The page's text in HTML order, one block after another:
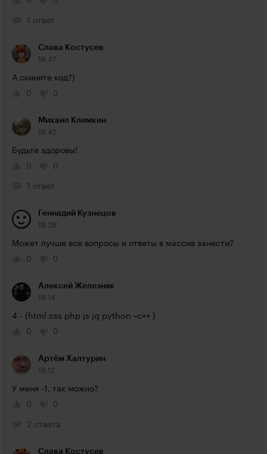
1 ответ
Слава Костусев
18:47
А скините код?)
0
0
Михаил Климкин
18:42
Будьте здоровы!
0
0
1 ответ
Геннадий Кузнецов
18:28
Может лучше все вопросы и ответы в массив занести?
0
0
Алексей Железняк
18:14
4 - (html css php js jq python ~c++ )
0
0
Артём Халтурин
18:12
У меня -1, так можно?
0
0
2 ответа
Слава Костусев